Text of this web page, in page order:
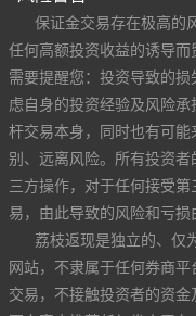
保证金交易存在极高的
任何高额投资收益的诱导而
需要提醒您：投资导致的
虑自身的投资经验及风险
杆交易本身，同时也有可
别、远离风险。所有投资
三方操作，对于任何接受
易，由此导致的风险和亏损
荔枝返现是独立的、仅
网站，不隶属于任何券商
交易，不接触投资者的资金